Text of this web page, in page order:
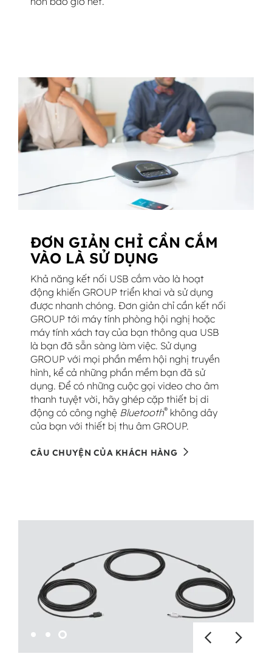
ĐƠN GIẢN CHỈ CẦN CẮM
VÀO LÀ SỬ DỤNG
Khả năng kết nối USB cắm vào là hoạt
động khiến GROUP triển khai và sử dụng
được nhanh chóng. Đơn giản chỉ cần kết nối
GROUP tới máy tính phòng hội nghị hoặc
máy tính xách tay của bạn thông qua USB
là bạn đã sẵn sàng làm việc. Sử dụng
GROUP với mọi phần mềm hội nghị truyền
hình, kể cả những phần mềm bạn đã sử
dụng. Để có những cuộc gọi video cho âm
thanh tuyệt vời, hãy ghép cặp thiết bị di
động có công nghệ Bluetooth® không dây
của bạn với thiết bị thu âm GROUP.
CÂU CHUYỆN CỦA KHÁCH HÀNG